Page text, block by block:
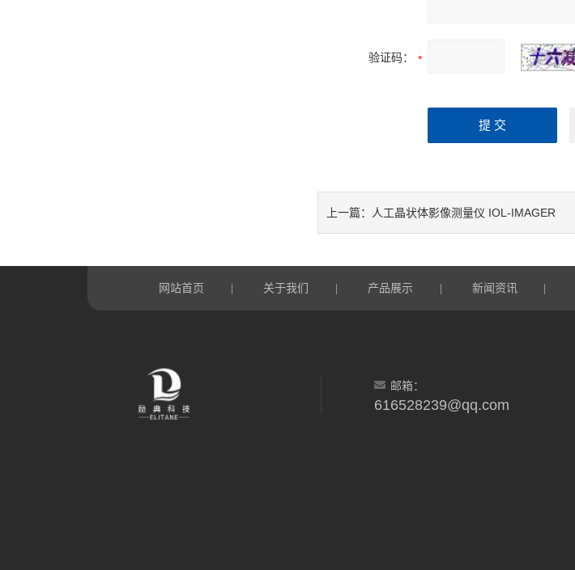
验证码：
上一篇： 人工晶状体影像测量仪 IOL-IMAGER
网站首页 关于我们 产品展示 新闻资讯
邮箱：
616528239@qq.com